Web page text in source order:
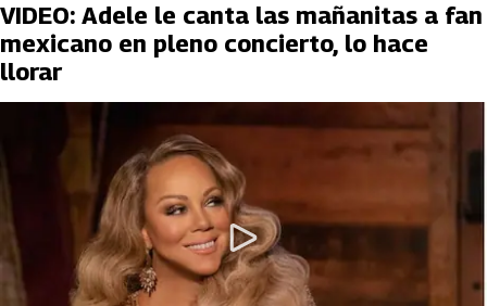
VIDEO: Adele le canta las mañanitas a fan
mexicano en pleno concierto, lo hace
llorar